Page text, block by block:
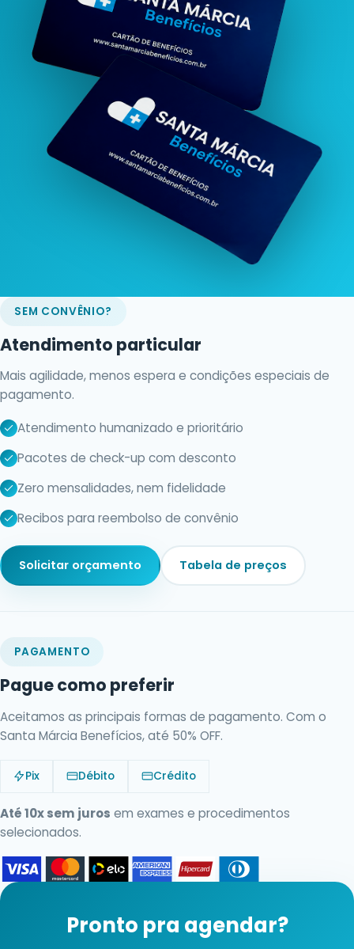
SEM CONVÊNIO?
Atendimento particular
Mais agilidade, menos espera e condições especiais de
pagamento.
Atendimento humanizado e prioritário
Pacotes de check-up com desconto
Zero mensalidades, nem fidelidade
Recibos para reembolso de convênio
Solicitar orçamento Tabela de preços
PAGAMENTO
Pague como preferir
Aceitamos as principais formas de pagamento. Com o
Santa Márcia Benefícios, até 50% OFF.
Pix Débito Crédito
Até 10x sem juros em exames e procedimentos
selecionados.
Pronto pra agendar?